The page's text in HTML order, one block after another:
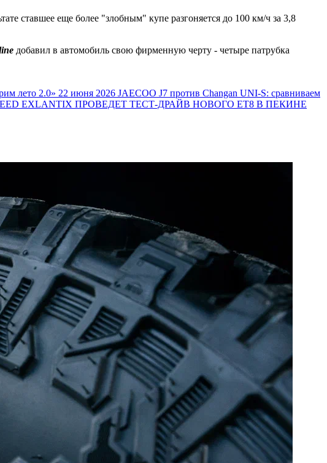
ставшее еще более "злобным" купе разгоняется до 100 км/ч за 3,8
добавил в автомобиль свою фирменную черту - четыре патрубка
лето 2.0» 22 июня 2026 JAECOO J7 против Changan UNI-S: сравниваем
EXLANTIX ПРОВЕДЕТ ТЕСТ-ДРАЙВ НОВОГО ET8 В ПЕКИНЕ